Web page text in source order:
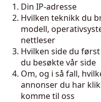
Din IP-adresse
Hvilken teknikk du
modell,
nettleser
Hvilken side du
du besøkte vår side
Om, og i så fall,
annonser du har
komme til oss